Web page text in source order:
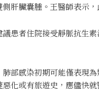
肝臟囊腫。王醫師表示
患者住院接受靜脈抗生
肺部感染初期可能僅表現
化或有旅遊史，應儘快就